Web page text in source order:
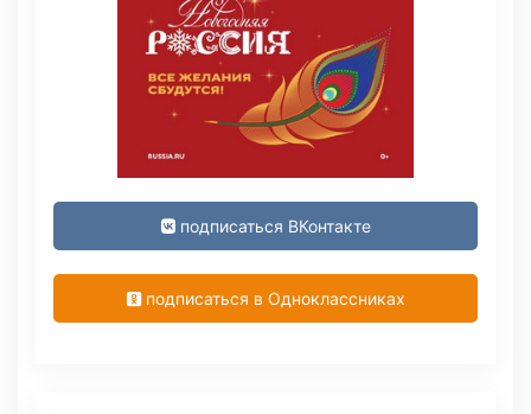
подписаться ВКонтакте
подписаться в Одноклассниках